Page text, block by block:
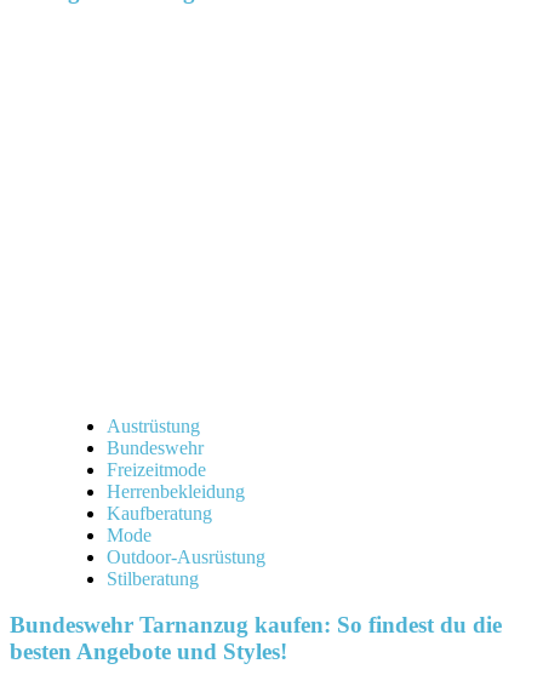
Austrüstung
Bundeswehr
Freizeitmode
Herrenbekleidung
Kaufberatung
Mode
Outdoor-Ausrüstung
Stilberatung
Bundeswehr Tarnanzug kaufen: So findest du die
besten Angebote und Styles!